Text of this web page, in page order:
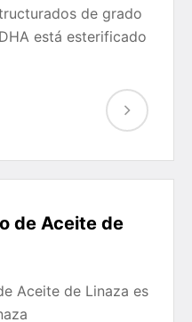
de grado
está esterificado
de Aceite de
Aceite de Linaza es